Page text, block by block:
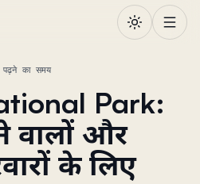
पढ़ने का समय
Park:
वालों और
के लिए